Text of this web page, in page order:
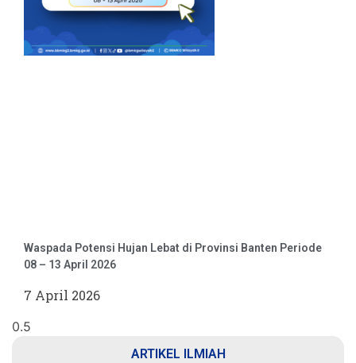
Waspada Potensi Hujan Lebat di Provinsi Banten Periode
08 – 13 April 2026
7 April 2026
ARTIKEL ILMIAH